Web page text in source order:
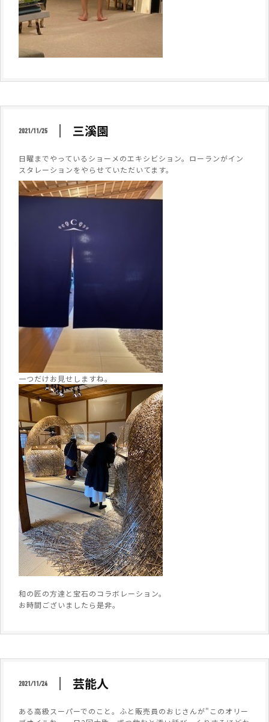
2021/11/25 三溪園
日曜までやっているショーメのエキシビション。ローランがイン
スタレーションをやらせていただいてます。
一つだけお見せしますね。
和の匠の方達と宝石のコラボレーション。
お時間ございましたら是非。
2021/11/24 芸能人
ある高級スーパーでのこと。ふと販売員のおじさんが"このオリー